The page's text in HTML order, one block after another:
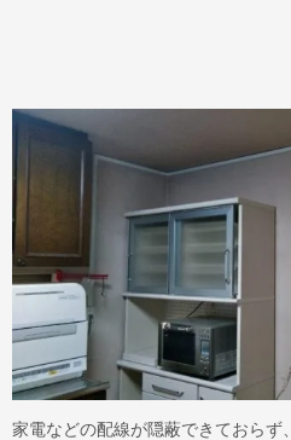
家電などの配線が隠蔽できておらず、